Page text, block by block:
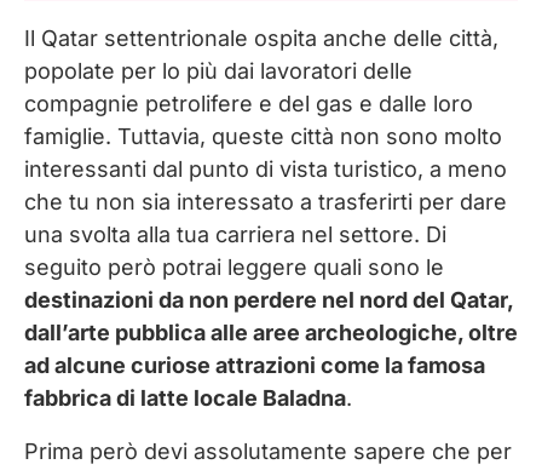
Il Qatar settentrionale ospita anche delle città,
popolate per lo più dai lavoratori delle
compagnie petrolifere e del gas e dalle loro
famiglie. Tuttavia, queste città non sono molto
interessanti dal punto di vista turistico, a meno
che tu non sia interessato a trasferirti per dare
una svolta alla tua carriera nel settore. Di
seguito però potrai leggere quali sono le
destinazioni da non perdere nel nord del Qatar,
dall’arte pubblica alle aree archeologiche, oltre
ad alcune curiose attrazioni come la famosa
fabbrica di latte locale Baladna.
Prima però devi assolutamente sapere che per